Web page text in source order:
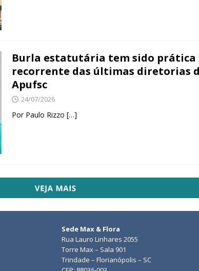
Burla estatutária tem sido prática
recorrente das últimas diretorias
Apufsc
24/07/2026
Por Paulo Rizzo […]
Sede Max & Flora
Rua Lauro Linhares 2055
Torre Max – Sala 901
Trindade – Florianópolis – SC